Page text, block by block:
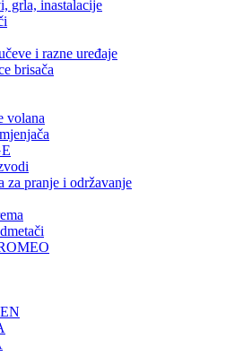
grla, inastalacije
i razne uređaje
brisača
volana
za pranje i održavanje